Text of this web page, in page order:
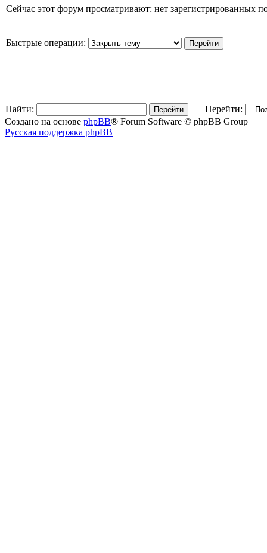
Сейчас этот форум просматривают: нет зарегистрированных
Быстрые операции:
Найти:
Перейти:
Создано на основе phpBB® Forum Software © phpBB Group
Русская поддержка phpBB